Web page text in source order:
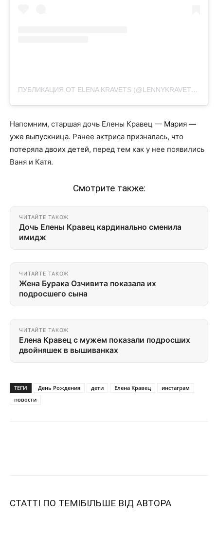
ПУБЛИКАЦИЯ ОТ ELENA KRAVETS (@LENNYKRAVETS)
Напомним, старшая дочь Елены Кравец — Мария —
уже выпускница. Ранее актриса призналась, что
потеряла двоих детей, перед тем как у нее появились
Ваня и Катя.
Смотрите также:
ЧИТАЙТЕ ТАКОЖ
Дочь Елены Кравец кардинально сменила
имидж
ЧИТАЙТЕ ТАКОЖ
Жена Бурака Озчивита показала их
подросшего сына
ЧИТАЙТЕ ТАКОЖ
Елена Кравец с мужем показали подросших
двойняшек в вышиванках
ТЕГИ День Рождения дети Елена Кравец
инстаграм
новости
СТАТТІ ПО ТЕМІБІЛЬШЕ ВІД АВТОРА